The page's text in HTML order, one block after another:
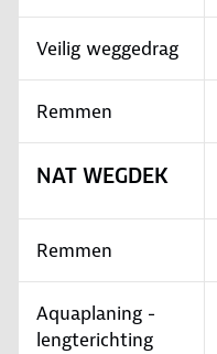
Veilig weggedrag
Remmen
NAT WEGDEK
Remmen
Aquaplaning -
lengterichting